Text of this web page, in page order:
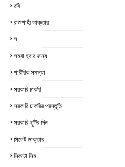
রবি
রাজশাহী ডাক্তার
ল
লম্বা হবার জন্য
শারীরিক সমস্যা
সরকারি চাকরি
সরকারি চাকরির প্রস্তুতি
সরকারি ছুটির দিন
সিলেট ডাক্তার
স্কিটো সিম